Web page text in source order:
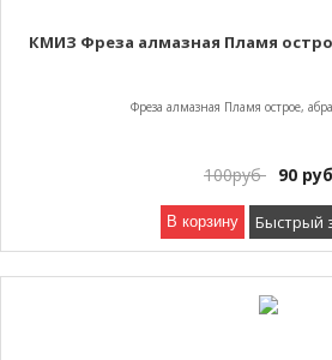
КМИЗ Фреза алмазная Пламя
Фреза алмазная Пламя острое,
100руб 90 руб
В корзину Быстрый